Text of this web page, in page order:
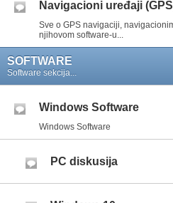
Navigacioni uređaji
Sve o GPS navigaciji,
njihovom software-u...
SOFTWARE
Software sekcija...
Windows Software
Windows Software
PC diskusija